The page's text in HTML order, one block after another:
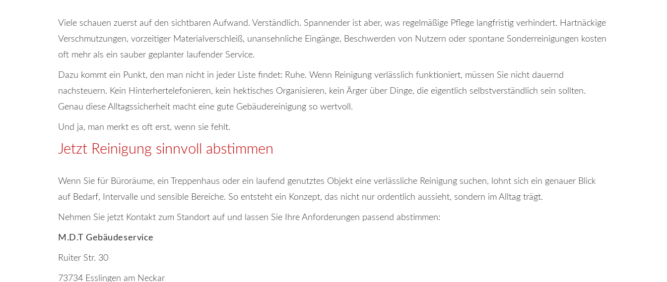
Viele schauen zuerst auf den sichtbaren Aufwand. Verständlich. Spannender ist aber, was regelmäßige Pflege langfristig verhindert. Hartnäckige
Verschmutzungen, vorzeitiger Materialverschleiß, unansehnliche Eingänge, Beschwerden von Nutzern oder spontane Sonderreinigungen kosten
oft mehr als ein sauber geplanter laufender Service.
Dazu kommt ein Punkt, den man nicht in jeder Liste findet: Ruhe. Wenn Reinigung verlässlich funktioniert, müssen Sie nicht dauernd
nachsteuern. Kein Hinterhertelefonieren, kein hektisches Organisieren, kein Ärger über Dinge, die eigentlich selbstverständlich sein sollten.
Genau diese Alltagssicherheit macht eine gute Gebäudereinigung so wertvoll.
Und ja, man merkt es oft erst, wenn sie fehlt.
Jetzt Reinigung sinnvoll abstimmen
Wenn Sie für Büroräume, ein Treppenhaus oder ein laufend genutztes Objekt eine verlässliche Reinigung suchen, lohnt sich ein genauer Blick
auf Bedarf, Intervalle und sensible Bereiche. So entsteht ein Konzept, das nicht nur ordentlich aussieht, sondern im Alltag trägt.
Nehmen Sie jetzt Kontakt zum Standort auf und lassen Sie Ihre Anforderungen passend abstimmen:
M.D.T Gebäudeservice
Ruiter Str. 30
73734 Esslingen am Neckar